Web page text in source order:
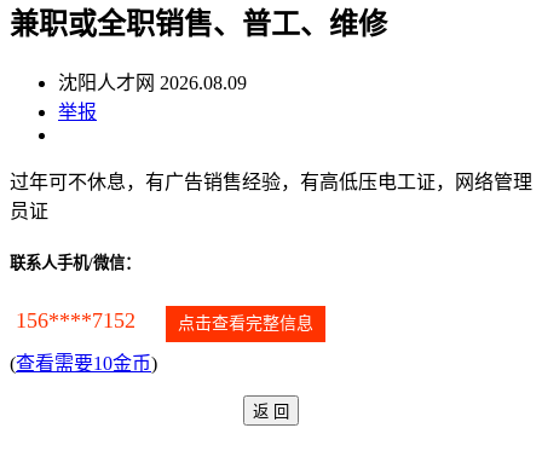
兼职或全职销售、普工、维修
沈阳人才网 2026.08.09
举报
过年可不休息，有广告销售经验，有高低压电工证，网络管理
员证
联系人手机/微信：
156****7152 点击查看完整信息
(查看需要10金币)